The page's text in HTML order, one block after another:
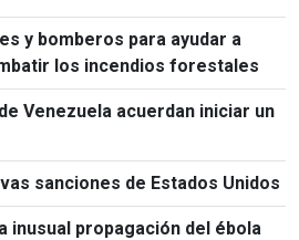
y bomberos para ayudar a
los incendios forestales
Venezuela acuerdan iniciar un
sanciones de Estados Unidos
inusual propagación del ébola